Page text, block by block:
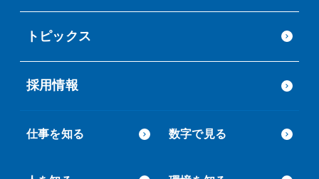
トピックス
採用情報
仕事を知る 数字で見る